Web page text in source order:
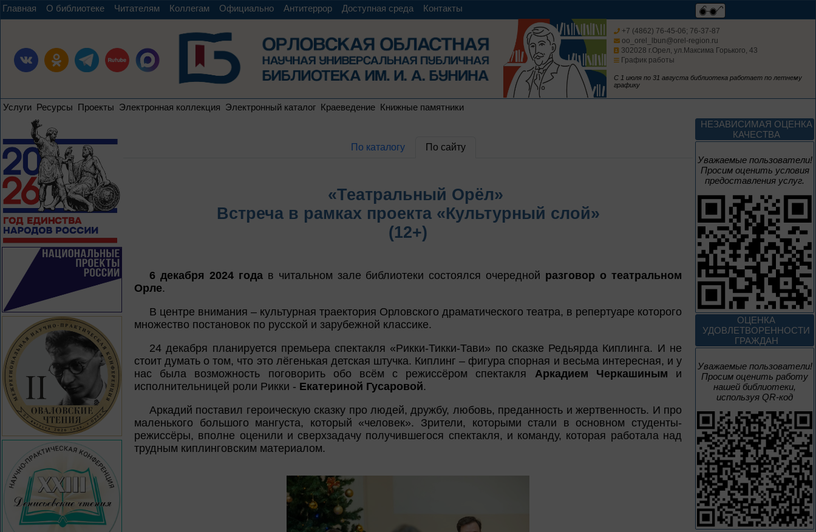
Главная О библиотеке Читателям Коллегам Официально Антитеррор Доступная среда Контакты
+7 (4862) 76-45-06; 76-37-87
oo_orel_lbun@orel-region.ru
302028 г.Орел, ул.Максима Горького, 43
График работы
С 1 июля по 31 августа библиотека работает по летнему
графику
Услуги Ресурсы Проекты Электронная коллекция Электронный каталог Краеведение Книжные памятники
По каталогу По сайту
«Театральный Орёл»
Встреча в рамках проекта «Культурный слой»
(12+)
6 декабря 2024 годав читальном зале библиотеки состоялся очередной разговор о театральном
Орле.
В центре внимания – культурная траектория Орловского драматического театра, в репертуаре которого
множество постановок по русской и зарубежной классике.
24 декабря планируется премьера спектакля «Рикки-Тикки-Тави» по сказке Редьярда Киплинга. И не
стоит думать о том, что это лёгенькая детская штучка. Киплинг – фигура спорная и весьма интересная, и у
нас была возможность поговорить обо всём с режиссёром спектакля Аркадием Черкашиным и
исполнительницей роли Рикки - Екатериной Гусаровой.
Аркадий поставил героическую сказку про людей, дружбу, любовь, преданность и жертвенность. И про
маленького большого мангуста, который «человек». Зрители, которыми стали в основном студенты-
режиссёры, вполне оценили и сверхзадачу получившегося спектакля, и команду, которая работала над
трудным киплинговским материалом.
НЕЗАВИСИМАЯ ОЦЕНКА
КАЧЕСТВА
Уважаемые пользователи!
Просим оценить условия
предоставления услуг.
ОЦЕНКА
УДОВЛЕТВОРЕННОСТИ
ГРАЖДАН
Уважаемые пользователи!
Просим оценить работу
нашей библиотеки,
используя QR-код
Мастера кисти:
галерея талантов
Цикл выставок литературы
До конца года
Цикл выставок литературы
4 – 14 августа
нацизма мы были
вместе
Великая Победа народов
многонациональной страны
3 – 17 августа
Век Аполлинария
К 170-летию со дня рождения
живописца
А. М. Васнецова
2 июня – 20
августа
Человек и природа
10 – 24 августа
Мгновения
95 лет со дня рождения
композитора Микаэла
Леоновича Таривердиева